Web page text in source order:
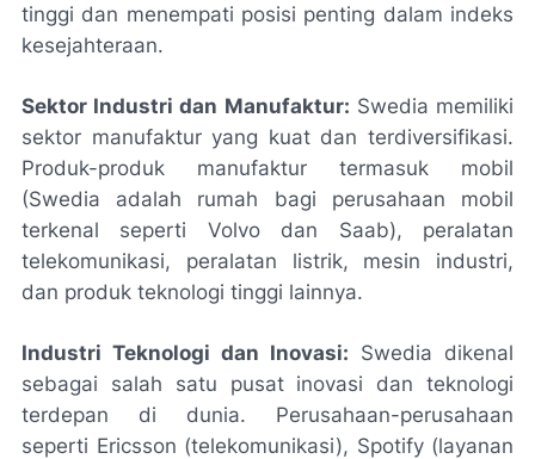
tinggi dan menempati posisi penting dalam indeks
kesejahteraan.
Sektor Industri dan Manufaktur: Swedia memiliki
sektor manufaktur yang kuat dan terdiversifikasi.
Produk-produk manufaktur termasuk mobil
(Swedia adalah rumah bagi perusahaan mobil
terkenal seperti Volvo dan Saab), peralatan
telekomunikasi, peralatan listrik, mesin industri,
dan produk teknologi tinggi lainnya.
Industri Teknologi dan Inovasi: Swedia dikenal
sebagai salah satu pusat inovasi dan teknologi
terdepan di dunia. Perusahaan-perusahaan
seperti Ericsson (telekomunikasi), Spotify (layanan